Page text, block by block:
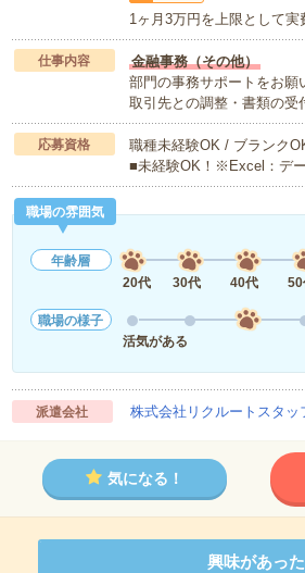
1ヶ月3万円を上限として実
仕事内容
金融事務（その他）
部門の事務サポートをお願
取引先との調整・書類の
応募資格
職種未経験OK / ブランク
■未経験OK！※Excel：デ
職場の雰囲気
年齢層
20代
30代 40代
職場の様子
活気がある
派遣会社 株式会社リクルートスタッ
気になる！
興味があっ